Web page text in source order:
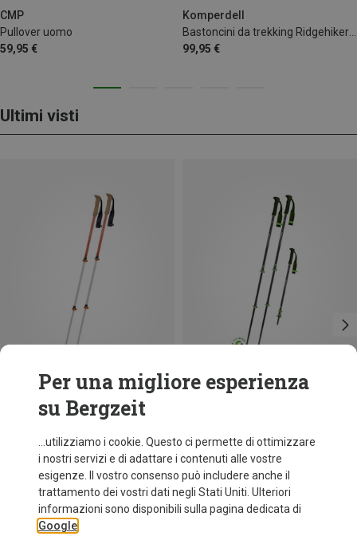
CMP
Pullover uomo
59,95 €
Komperdell
99,95 €
Ultimi visti
Taglie
Komperdell
Bastoncini da trekking Ridgehiker Zero Compact
90-120CM
Komperdell
119,80 €
Per una migliore esperienza
su Bergzeit
...utilizziamo i cookie. Questo ci permette di ottimizzare
i nostri servizi e di adattare i contenuti alle vostre
esigenze. Il vostro consenso può includere anche il
trattamento dei vostri dati negli Stati Uniti. Ulteriori
informazioni sono disponibili sulla pagina dedicata di
Google